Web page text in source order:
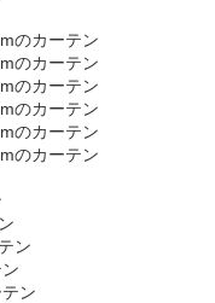
のカーテン
のカーテン
のカーテン
のカーテン
のカーテン
のカーテン
ン
ン